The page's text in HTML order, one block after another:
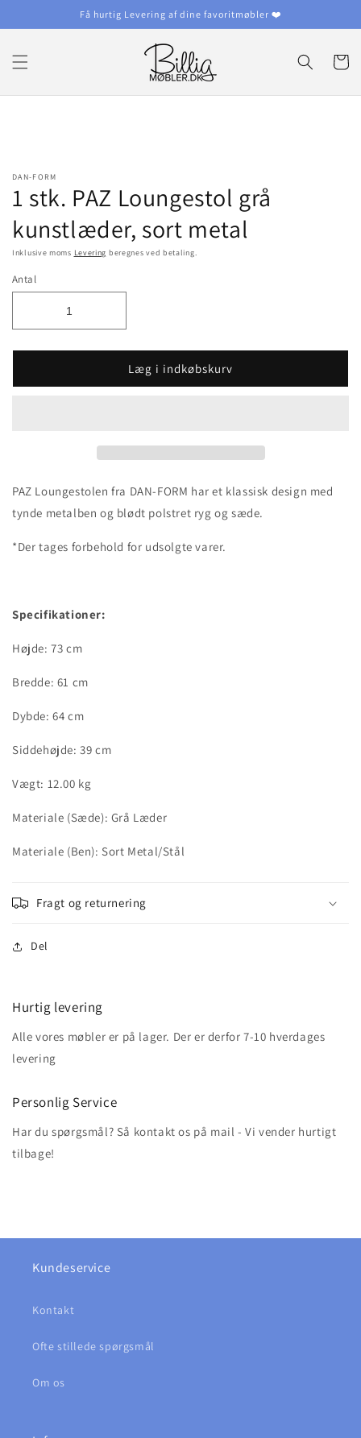
Få hurtig Levering af dine favoritmøbler ❤️
DAN-FORM
1 stk. PAZ Loungestol grå
kunstlæder, sort metal
Inklusive moms Levering beregnes ved betaling.
Antal
Læg i indkøbskurv
PAZ Loungestolen fra DAN-FORM har et klassisk design med
tynde metalben og blødt polstret ryg og sæde.
*Der tages forbehold for udsolgte varer.
Specifikationer:
Højde: 73 cm
Bredde: 61 cm
Dybde: 64 cm
Siddehøjde: 39 cm
Vægt: 12.00 kg
Materiale (Sæde): Grå Læder
Materiale (Ben): Sort Metal/Stål
Fragt og returnering
Del
Hurtig levering
Alle vores møbler er på lager. Der er derfor 7-10 hverdages
levering
Personlig Service
Har du spørgsmål? Så kontakt os på mail - Vi vender hurtigt
tilbage!
Kundeservice
Kontakt
Ofte stillede spørgsmål
Om os